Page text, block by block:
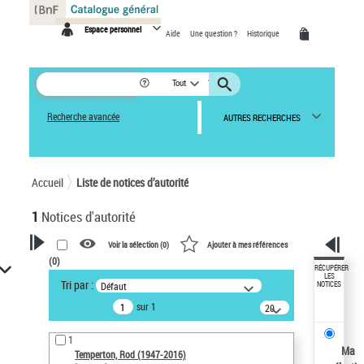
Espace personnel Aide Une question ? Historique
Tout
Recherche avancée AUTRES RECHERCHES
Accueil Liste de notices d’autorité
1 Notices d'autorité
VOTRE RECHERCHE
Recherche avancée dans les
notices d’autorité
Œuvres liées à l'auteur :
Temperton, Rod (1947-2016)
Voir la sélection (0) Ajouter à mes références
(0)
Tri par : Défaut
sur 1
20
résultats/page
1
Temperton, Rod (1947-2016)
RÉCUPÉRER
LES
NOTICES
Ma
Panneau de gestion des cookies